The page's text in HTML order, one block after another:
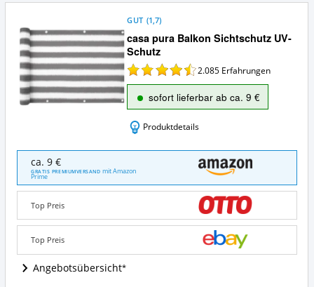
casa pura Balkon Sichtschutz UV-
Schutz
GUT (1,7)
2.085 Erfahrungen
sofort lieferbar ab ca. 9 €
Produktdetails
pura
Balkon
Sichtschutz
UV-
Schutz
ist
dieser
ca. 9 €
GRATIS PREMIUMVERSAND mit Amazon
Prime
Top Preis
Top Preis
Angebotsübersicht